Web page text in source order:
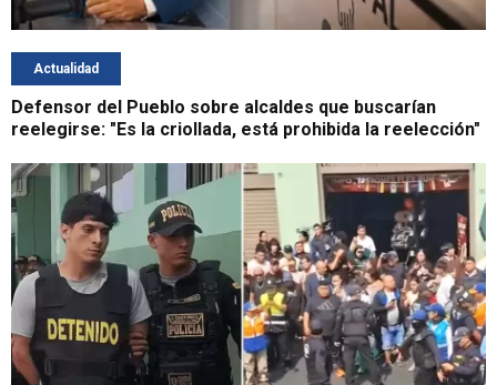
Actualidad
Defensor del Pueblo sobre alcaldes que buscarían
reelegirse: "Es la criollada, está prohibida la reelección"